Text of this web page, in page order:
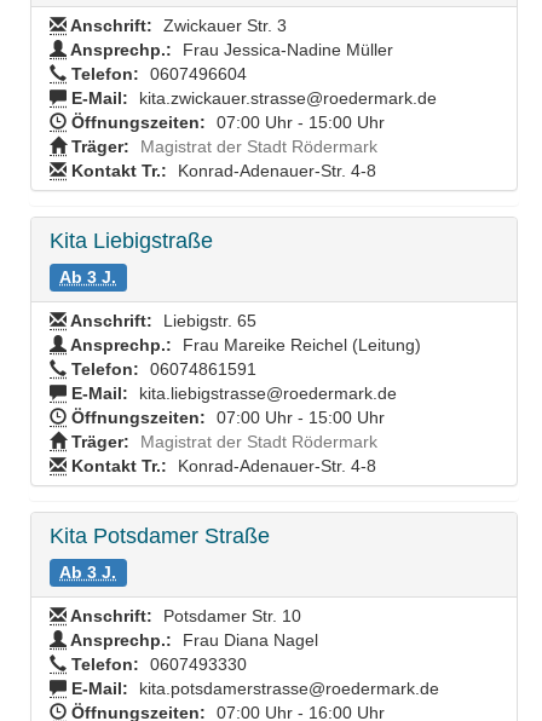
Anschrift:
Zwickauer Str. 3
Ansprechp.:
Frau Jessica-Nadine Müller
Telefon:
0607496604
E-Mail:
kita.zwickauer.strasse@roedermark.de
Öffnungszeiten:
07:00 Uhr - 15:00 Uhr
Träger:
Magistrat der Stadt Rödermark
Kontakt Tr.:
Konrad-Adenauer-Str. 4-8
Kita Liebigstraße
Ab 3 J.
Anschrift:
Liebigstr. 65
Ansprechp.:
Frau Mareike Reichel (Leitung)
Telefon:
06074861591
E-Mail:
kita.liebigstrasse@roedermark.de
Öffnungszeiten:
07:00 Uhr - 15:00 Uhr
Träger:
Magistrat der Stadt Rödermark
Kontakt Tr.:
Konrad-Adenauer-Str. 4-8
Kita Potsdamer Straße
Ab 3 J.
Anschrift:
Potsdamer Str. 10
Ansprechp.:
Frau Diana Nagel
Telefon:
0607493330
E-Mail:
kita.potsdamerstrasse@roedermark.de
Öffnungszeiten:
07:00 Uhr - 16:00 Uhr